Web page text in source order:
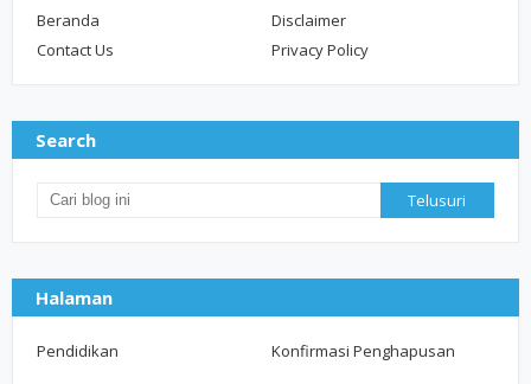
Beranda
Disclaimer
Contact Us
Privacy Policy
Search
Halaman
Pendidikan Konfirmasi Penghapusan